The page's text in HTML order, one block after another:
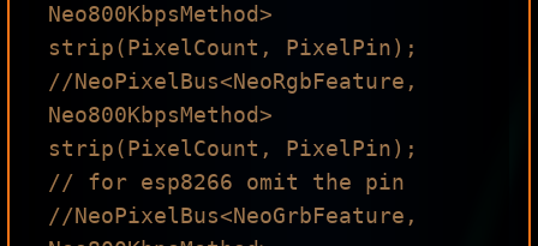
Neo800KbpsMethod>
strip(PixelCount, PixelPin);
//NeoPixelBus<NeoRgbFeature,
Neo800KbpsMethod>
strip(PixelCount, PixelPin);
// for esp8266 omit the pin
//NeoPixelBus<NeoGrbFeature,